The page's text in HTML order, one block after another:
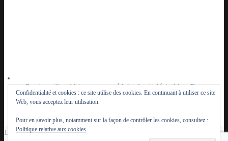
Ce site utilise Akismet pour réduire les indésirables.En
savoir plus sur la façon dont les données de vos
Le Lutèce du Parisien - 2014 - 2026
Confidentialité et cookies : ce site utilise des cookies. En continuant à utiliser ce site
Web, vous acceptez leur utilisation.
Pour en savoir plus, notamment sur la façon de contrôler les cookies, consultez :
Politique relative aux cookies